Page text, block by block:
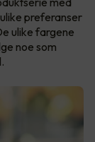
preferanser
ulike fargene
noe som